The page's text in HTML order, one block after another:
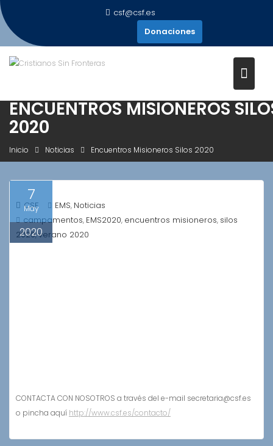
Saltar
al
contenido
csf@csf.es
Donaciones
ENCUENTROS MISIONEROS
2020
Inicio Noticias Encuentros Misioneros Silos 2020
7
May
2020
CSF EMS, Noticias
campamentos, EMS2020, encuentros misioneros, silos
2020,verano 2020
CONTACTA CON NOSOTROS a través del e-mail secretaria@csf.es
o pincha aquí http://www.csf.es/contacto/